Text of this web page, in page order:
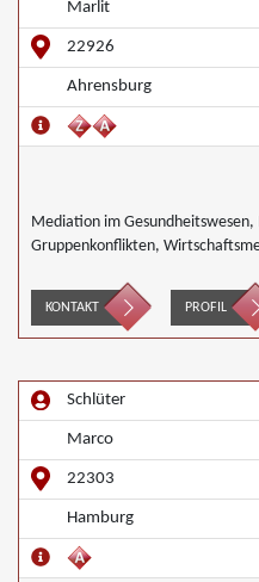
Marlit
22926
Ahrensburg
Mediation im
Gruppenkonflikten,
KONTAKT PROFIL
Schlüter
Marco
22303
Hamburg